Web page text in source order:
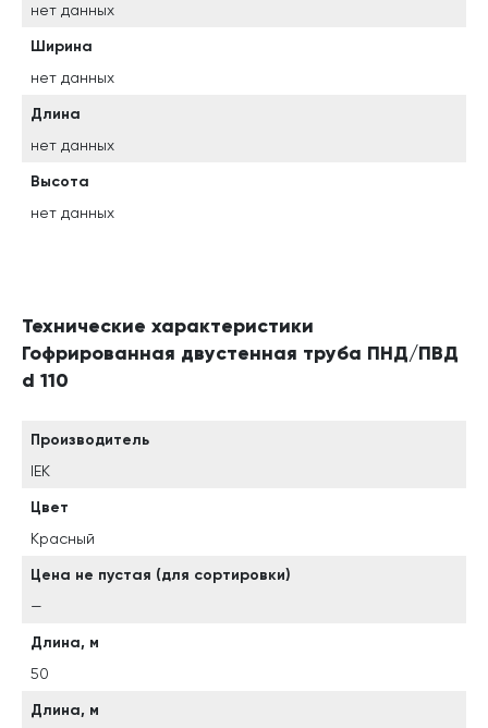
нет данных
Ширина
нет данных
Длина
нет данных
Высота
нет данных
Технические характеристики
Гофрированная двустенная труба ПНД/ПВД
d 110
Производитель
IEK
Цвет
Красный
Цена не пустая (для сортировки)
—
Длина, м
50
Длина, м